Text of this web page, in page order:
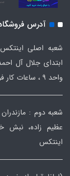
آدرس
شعبه اصلی
واحد ۹ ، ساعات کار فروشگاه : ۱۰ صبح تا ۹ شب.
عظیم زاده، نبش
اینتکس